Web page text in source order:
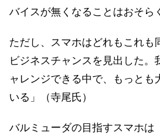
バイスが無くなることはおそら
ただし、スマホはどれもこれも
ビジネスチャンスを見出した。
ャレンジできる中で、もっとも
いる」（寺尾氏）
バルミューダの目指すスマホは